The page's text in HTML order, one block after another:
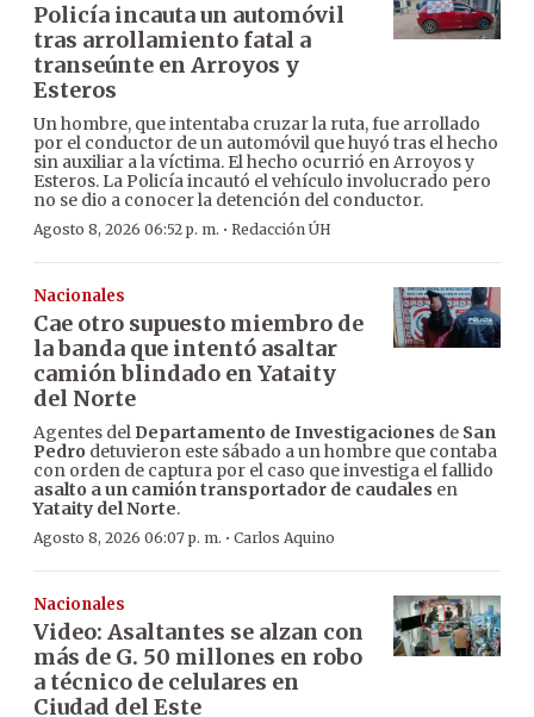
Policía incauta un automóvil
tras arrollamiento fatal a
transeúnte en Arroyos y
Esteros
Un hombre, que intentaba cruzar la ruta, fue arrollado
por el conductor de un automóvil que huyó tras el hecho
sin auxiliar a la víctima. El hecho ocurrió en Arroyos y
Esteros. La Policía incautó el vehículo involucrado pero
no se dio a conocer la detención del conductor.
Agosto 8, 2026 06:52 p. m. · Redacción ÚH
Nacionales
Cae otro supuesto miembro de
la banda que intentó asaltar
camión blindado en Yataity
del Norte
Agentes del Departamento de Investigaciones de San
Pedro detuvieron este sábado a un hombre que contaba
con orden de captura por el caso que investiga el fallido
asalto a un camión transportador de caudales en
Yataity del Norte.
Agosto 8, 2026 06:07 p. m. · Carlos Aquino
Nacionales
Video: Asaltantes se alzan con
más de G. 50 millones en robo
a técnico de celulares en
Ciudad del Este